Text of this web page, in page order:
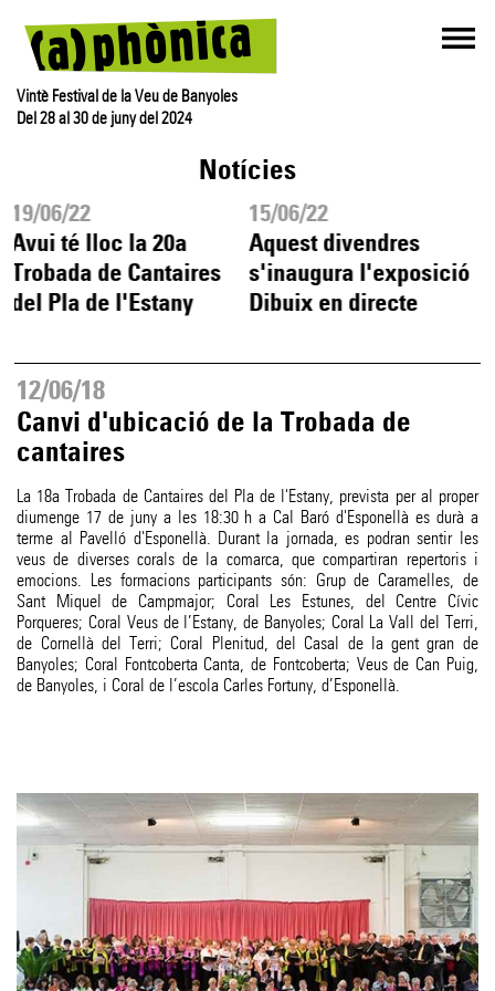
Vintè Festival de la Veu de Banyoles
Del 28 al 30 de juny del 2024
Notícies
19/06/22
Avui té lloc la 20a
Trobada de Cantaires
del Pla de l'Estany
15/06/22
Aquest divendres
s'inaugura l'exposició
Dibuix en directe
12/06/18
Canvi d'ubicació de la Trobada de
cantaires
La 18a Trobada de Cantaires del Pla de l'Estany, prevista per al proper
diumenge 17 de juny a les 18:30 h a Cal Baró d'Esponellà es durà a
terme al Pavelló d'Esponellà. Durant la jornada, es podran sentir les
veus de diverses corals de la comarca, que compartiran repertoris i
emocions. Les formacions participants són: Grup de Caramelles, de
Sant Miquel de Campmajor; Coral Les Estunes, del Centre Cívic
Porqueres; Coral Veus de l’Estany, de Banyoles; Coral La Vall del Terri,
de Cornellà del Terri; Coral Plenitud, del Casal de la gent gran de
Banyoles; Coral Fontcoberta Canta, de Fontcoberta; Veus de Can Puig,
de Banyoles, i Coral de l’escola Carles Fortuny, d’Esponellà.